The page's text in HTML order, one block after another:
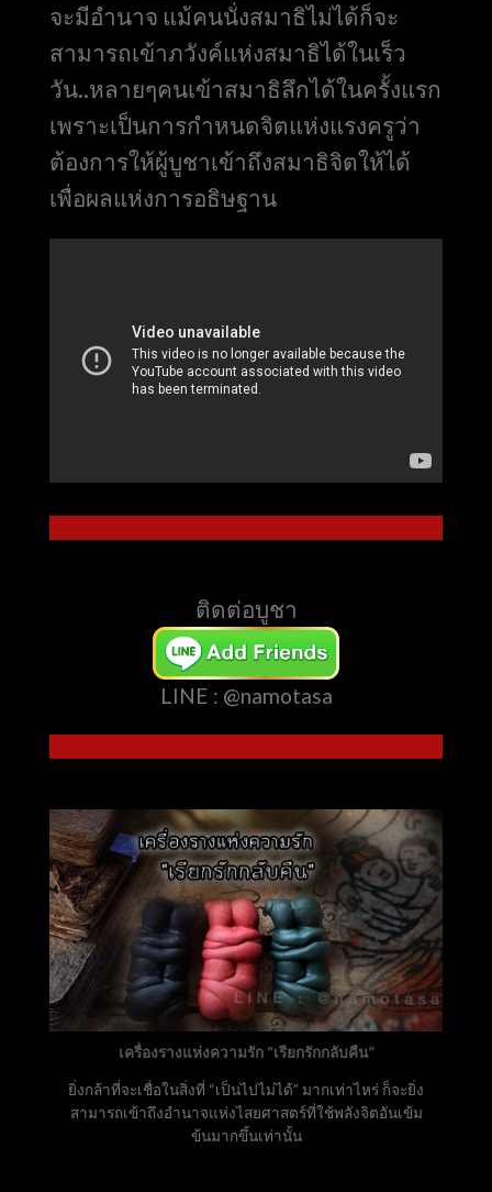
จะมีอำนาจ แม้คนนั่งสมาธิไม่ได้ก็จะ
สามารถเข้าภวังค์แห่งสมาธิได้ในเร็ว
วัน..หลายๆคนเข้าสมาธิลึกได้ในครั้งแรก
เพราะเป็นการกำหนดจิตแห่งแรงครูว่า
ต้องการให้ผู้บูชาเข้าถึงสมาธิจิตให้ได้
เพื่อผลแห่งการอธิษฐาน
ติดต่อบูชา
LINE : @namotasa
เครื่องรางแห่งความรัก “เรียกรักกลับคืน”
ยิ่งกล้าที่จะเชื่อในสิ่งที่ “เป็นไปไม่ได้” มากเท่าไหร่ ก็จะยิ่ง
สามารถเข้าถึงอำนาจแห่งไสยศาสตร์ที่ใช้พลังจิตอันเข้ม
ข้นมากขึ้นเท่านั้น